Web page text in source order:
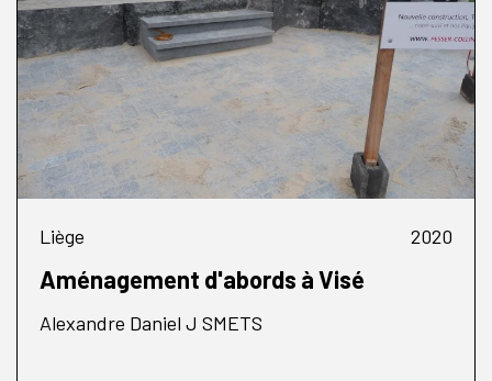
Liège 2020
Aménagement d'abords à Visé
Alexandre Daniel J SMETS